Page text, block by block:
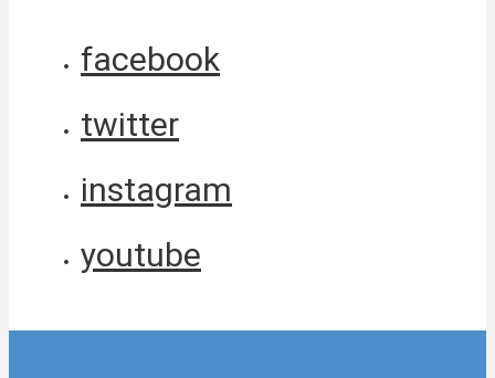
facebook
twitter
instagram
youtube